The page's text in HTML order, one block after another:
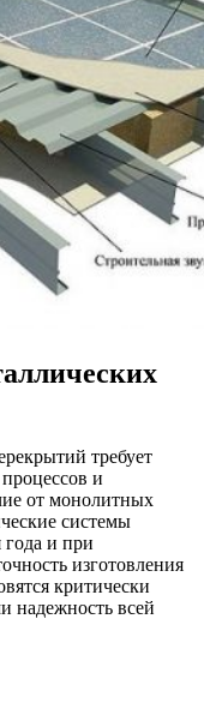
требует
и
от монолитных
системы
года и при
изготовления
критически
надежность всей